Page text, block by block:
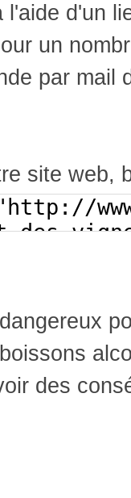
l'aide d'un
un
par mail
site web,
des